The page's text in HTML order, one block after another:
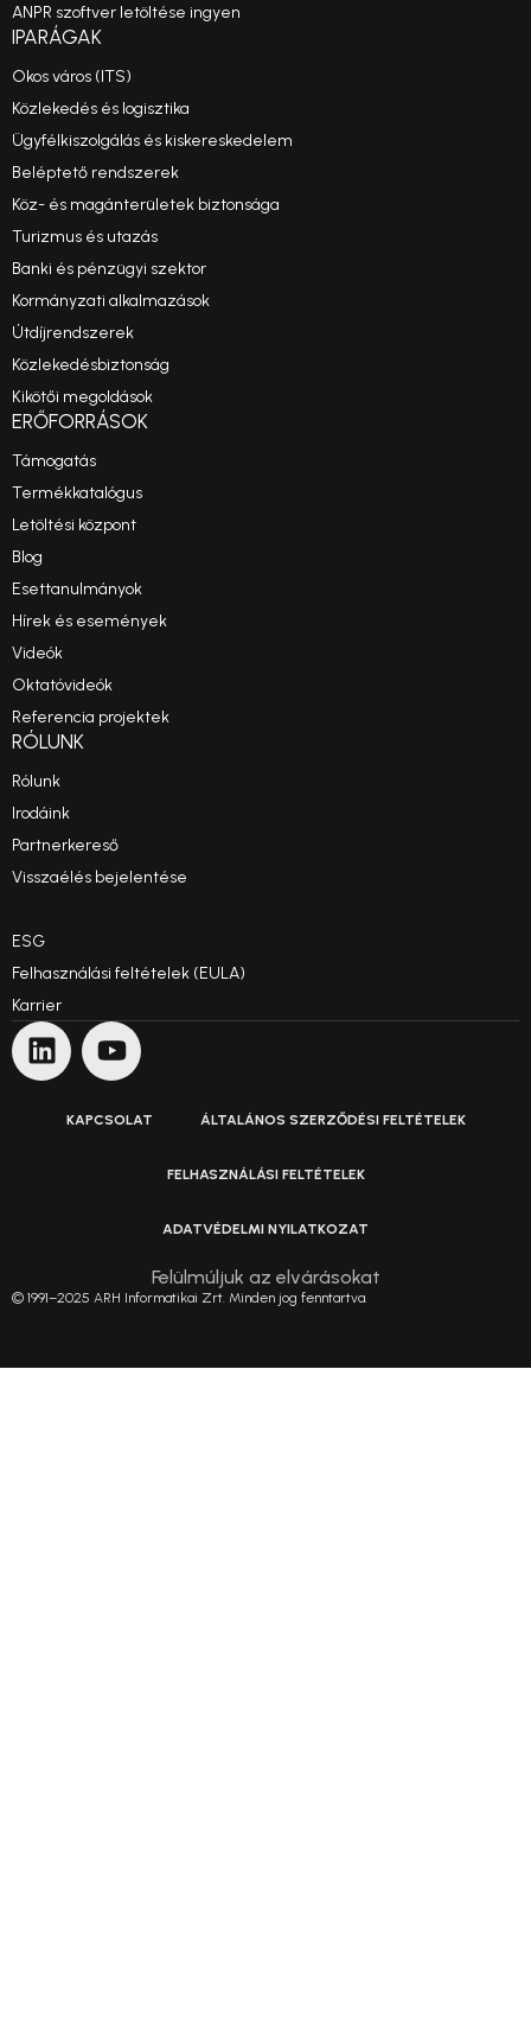
ANPR szoftver letöltése ingyen
IPARÁGAK
Okos város (ITS)
Közlekedés és logisztika
Ügyfélkiszolgálás és kiskereskedelem
Beléptető rendszerek
Köz- és magánterületek biztonsága
Turizmus és utazás
Banki és pénzügyi szektor
Kormányzati alkalmazások
Útdíjrendszerek
Közlekedésbiztonság
Kikötői megoldások
ERŐFORRÁSOK
Támogatás
Termékkatalógus
Letöltési központ
Blog
Esettanulmányok
Hírek és események
Videók
Oktatóvideók
Referencia projektek
RÓLUNK
Rólunk
Irodáink
Partnerkereső
Visszaélés bejelentése
ESG
Felhasználási feltételek (EULA)
Karrier
KAPCSOLAT ÁLTALÁNOS SZERZŐDÉSI FELTÉTELEK
FELHASZNÁLÁSI FELTÉTELEK
ADATVÉDELMI NYILATKOZAT
Felülmúljuk az elvárásokat
© 1991–2025 ARH Informatikai Zrt. Minden jog fenntartva.